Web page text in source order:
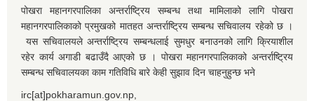
पोखरा महानगरपालिका अन्तर्राष्ट्रिय सम्बन्ध तथा मामिलाको लागि पोखरा
महानगरपालिकाको प्रमुखको मातहत अन्तर्राष्ट्रिय सम्बन्ध सचिवालय रहेको छ ।
यस सचिवालयले अन्तर्राष्ट्रिय सम्बन्धलाई सुमधुर बनाउनको लागि क्रियाशील
रहेर कार्य अगाडी बढाउँदै आएको छ । पोखरा महानगरपालिकाको अन्तर्राष्ट्रिय
सम्बन्ध सचिवालयका काम गतिविधि बारे केही सुझाव दिन चाहनुहुन्छ भने
irc[at]pokharamun.gov.np,